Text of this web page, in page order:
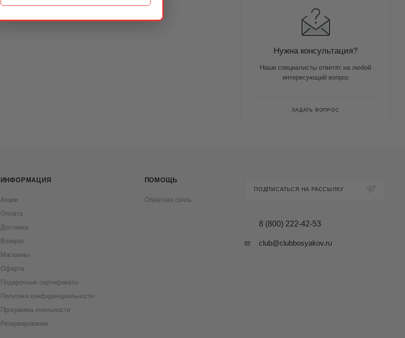
Нужна консультация?
Наши специалисты ответят на любой
интересующий вопрос
ЗАДАТЬ ВОПРОС
ИНФОРМАЦИЯ
Акции
Оплата
Доставка
Возврат
Магазины
Оферта
Подарочные сертификаты
Политика конфиденциальности
Программа лояльности
Резервирование
ПОМОЩЬ
Обратная связь
ПОДПИСАТЬСЯ НА РАССЫЛКУ
8 (800) 222-42-53
club@clubbosyakov.ru